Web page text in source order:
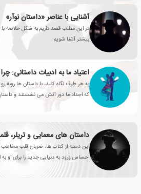
آشنایی با عناصر «داستان نوآر»
بیشتر آشنا شویم.
به هر طرف نگاه کنید، با داستان ها
که اجداد ما دور آتش می نشستند و
داستان های معمایی و تریلر،
این دسته از کتاب ها، ضربان قلب مخاطب
احساس ورود به دنیایی جدید را برای او به